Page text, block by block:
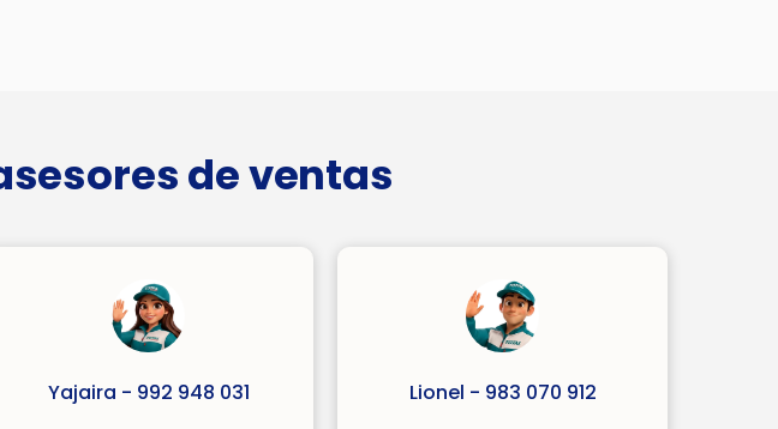
de ventas
Yajaira - 992 948 031 Lionel - 983 070 912